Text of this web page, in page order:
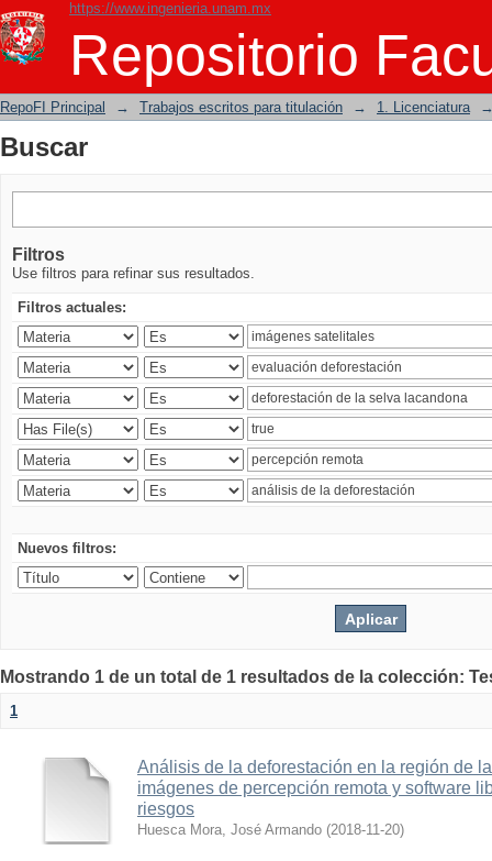
https://www.ingenieria.unam.mx
Repositorio
Buscar
RepoFI Principal → Trabajos escritos para titulación → 1. Licenciatura
Buscar
Filtros
Use filtros para refinar sus resultados.
Filtros actuales:
Nuevos filtros:
Mostrando 1 de un total de 1 resultados de la colección:
1
Análisis de la deforestación en la región de
imágenes de percepción remota y software
riesgos
Huesca Mora, José Armando (2018-11-20)